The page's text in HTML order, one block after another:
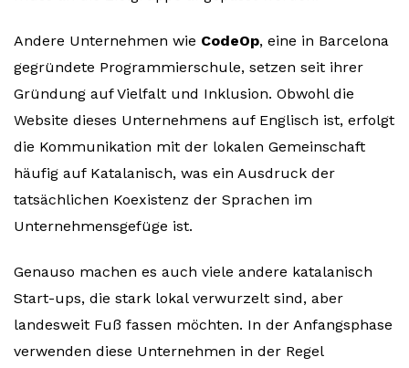
Andere Unternehmen wie CodeOp, eine in Barcelona
gegründete Programmierschule, setzen seit ihrer
Gründung auf Vielfalt und Inklusion. Obwohl die
Website dieses Unternehmens auf Englisch ist, erfolgt
die Kommunikation mit der lokalen Gemeinschaft
häufig auf Katalanisch, was ein Ausdruck der
tatsächlichen Koexistenz der Sprachen im
Unternehmensgefüge ist.
Genauso machen es auch viele andere katalanisch
Start-ups, die stark lokal verwurzelt sind, aber
landesweit Fuß fassen möchten. In der Anfangsphase
verwenden diese Unternehmen in der Regel